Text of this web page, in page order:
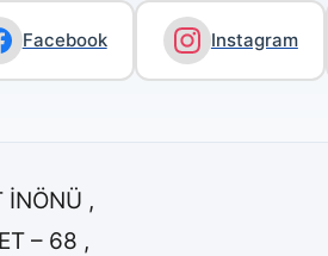
Facebook Instagram
İNÖNÜ ,
– 68 ,